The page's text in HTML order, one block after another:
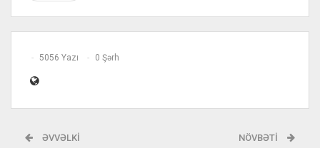
5056 Yazı 0 Şərh
ƏVVƏLKI NÖVBƏTI